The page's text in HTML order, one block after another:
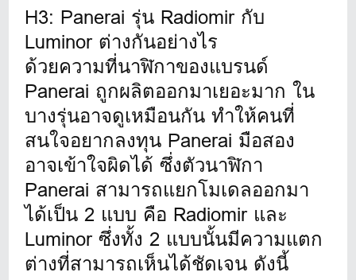
H3: Panerai รุ่น Radiomir กับ
Luminor ต่างกันอย่างไร
ด้วยความที่นาฬิกาของแบรนด์
Panerai ถูกผลิตออกมาเยอะมาก ใน
บางรุ่นอาจดูเหมือนกัน ทำให้คนที่
สนใจอยากลงทุน Panerai มือสอง
อาจเข้าใจผิดได้ ซึ่งตัวนาฬิกา
Panerai สามารถแยกโมเดลออกมา
ได้เป็น 2 แบบ คือ Radiomir และ
Luminor ซึ่งทั้ง 2 แบบนั้นมีความแตก
ต่างที่สามารถเห็นได้ชัดเจน ดังนี้